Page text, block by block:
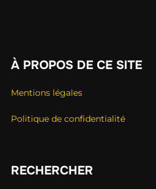
À PROPOS DE CE SITE
Mentions légales
Politique de confidentialité
RECHERCHER